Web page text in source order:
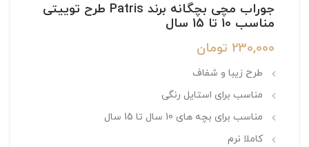
جوراب مچی بچگانه برند Patris طرح توییتی
مناسب 10 تا 15 سال
230,000 تومان
طرح زیبا و شفاف
مناسب برای استایل رنگی
مناسب برای بچه های 10 سال تا 15 سال
کاملا نرم